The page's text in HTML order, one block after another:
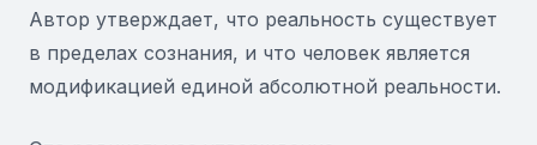
Автор утверждает, что реальность существует
в пределах сознания, и что человек является
модификацией единой абсолютной реальности.